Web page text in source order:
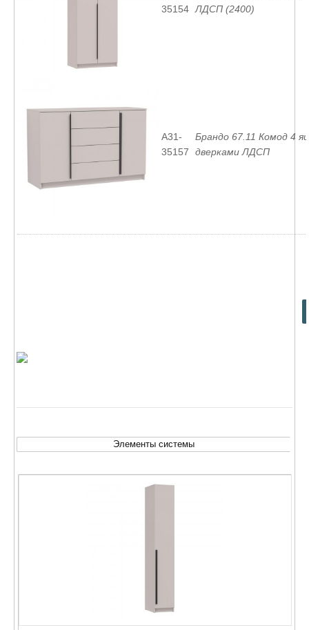
35154 ЛДСП (2400)
A31-
35157
Брандо 67.11 Комод 4
дверками ЛДСП
Элементы системы